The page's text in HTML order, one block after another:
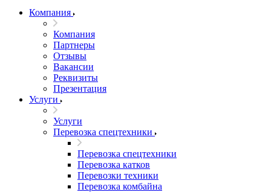
Компания
Компания
Партнеры
Отзывы
Вакансии
Реквизиты
Презентация
Услуги
Услуги
Перевозка спецтехники
Перевозка спецтехники
Перевозка катков
Перевозки техники
Перевозка комбайна